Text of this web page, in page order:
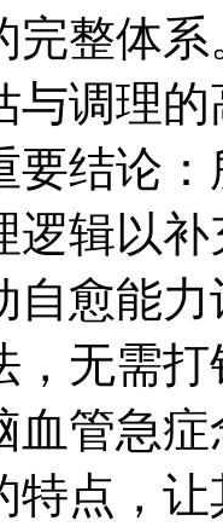
完整体
与调理
要结论
逻辑以
自愈能
，无需
血管急
特点，